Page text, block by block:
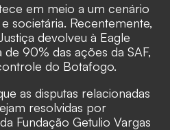
em meio a um cenário
societária. Recentemente,
devolveu à Eagle
90% das ações da SAF,
do Botafogo.
as disputas relacionadas
resolvidas por
Fundação Getulio Vargas